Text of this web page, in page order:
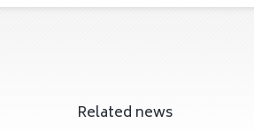
Related news